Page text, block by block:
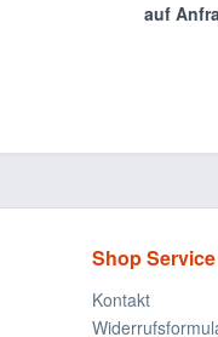
auf
Shop Service
Kontakt